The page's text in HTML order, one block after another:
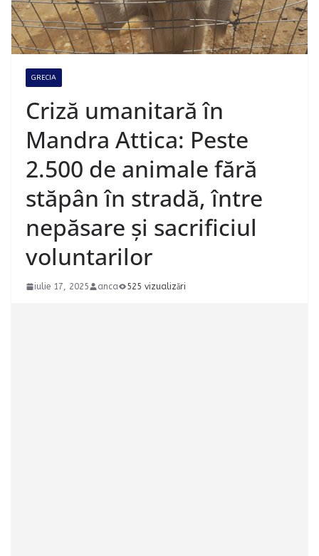
GRECIA
Criză umanitară în
Mandra Attica: Peste
2.500 de animale fără
stăpân în stradă, între
nepăsare și sacrificiul
voluntarilor
iulie 17, 2025 anca 525 vizualizări